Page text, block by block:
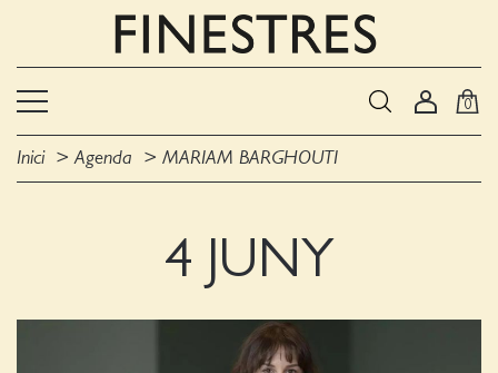
0
Inici Agenda MARIAM BARGHOUTI
4 JUNY